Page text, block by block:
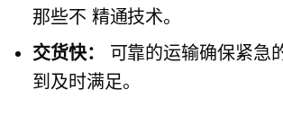
那些不 精通技术。
交货快：
可靠的运输确保紧急
到及时满足。